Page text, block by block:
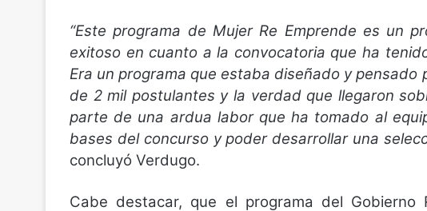
“Este programa de Mujer Re Emprende es un
exitoso en cuanto a la convocatoria que ha
Era un programa que estaba diseñado y pensado
de 2 mil postulantes y la verdad que llegaron
parte de una ardua labor que ha tomado al
bases del concurso y poder desarrollar una
concluyó Verdugo.
Cabe destacar, que el programa del Gobierno